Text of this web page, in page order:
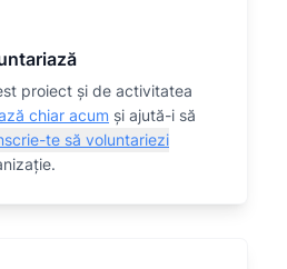
proiect și de activitatea
chiar acum și ajută-i să
te să voluntariezi